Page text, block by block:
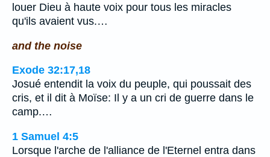
louer Dieu à haute voix pour tous les miracles
qu'ils avaient vus.…
and the noise
Exode 32:17,18
Josué entendit la voix du peuple, qui poussait des
cris, et il dit à Moïse: Il y a un cri de guerre dans le
camp.…
1 Samuel 4:5
Lorsque l'arche de l'alliance de l'Eternel entra dans